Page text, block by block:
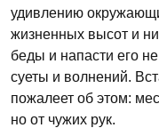
удивлению
жизненных высот и
беды и напасти его
суеты и волнений.
пожалеет об этом:
но от чужих рук.